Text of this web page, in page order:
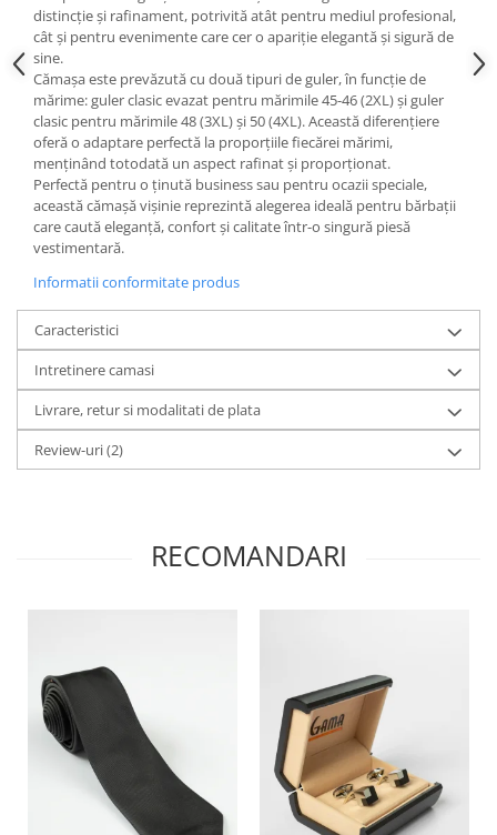
distincție și rafinament, potrivită atât pentru mediul profesional,
cât și pentru evenimente care cer o apariție elegantă și sigură de
sine.
Cămașa este prevăzută cu două tipuri de guler, în funcție de
mărime: guler clasic evazat pentru mărimile 45-46 (2XL) și guler
clasic pentru mărimile 48 (3XL) și 50 (4XL). Această diferențiere
oferă o adaptare perfectă la proporțiile fiecărei mărimi,
menținând totodată un aspect rafinat și proporționat.
Perfectă pentru o ținută business sau pentru ocazii speciale,
această cămașă vișinie reprezintă alegerea ideală pentru bărbații
care caută eleganță, confort și calitate într-o singură piesă
vestimentară.
Informatii conformitate produs
Caracteristici
Intretinere camasi
Livrare, retur si modalitati de plata
Review-uri(2)
RECOMANDARI